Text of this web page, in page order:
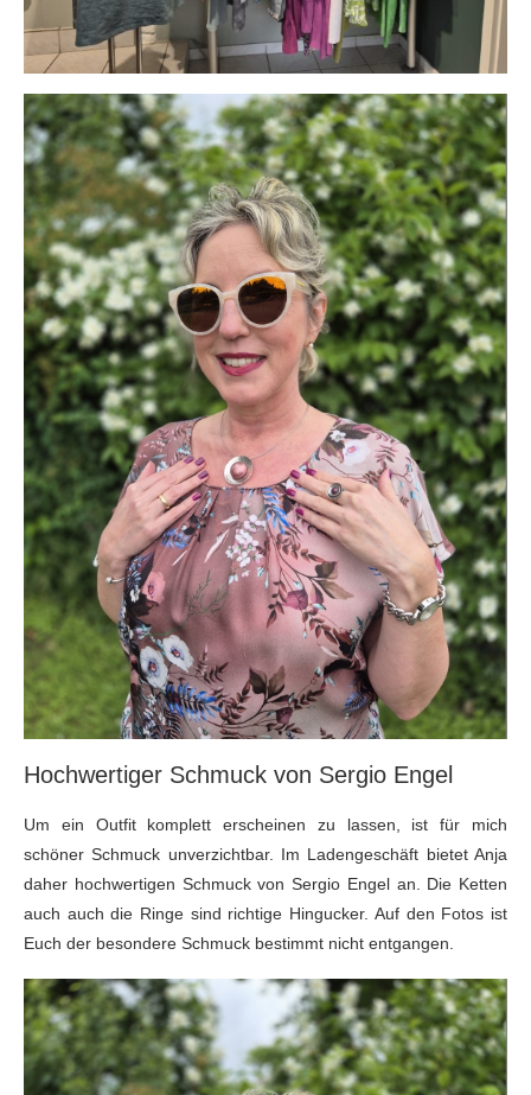
Hochwertiger Schmuck von Sergio Engel
Um ein Outfit komplett erscheinen zu lassen, ist für mich
schöner Schmuck unverzichtbar. Im Ladengeschäft bietet Anja
daher hochwertigen Schmuck von Sergio Engel an. Die Ketten
auch auch die Ringe sind richtige Hingucker. Auf den Fotos ist
Euch der besondere Schmuck bestimmt nicht entgangen.